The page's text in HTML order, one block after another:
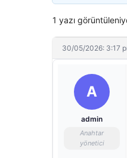
1 yazı
30/05/2026: 3:17
A
admin
Anahtar
yönetici